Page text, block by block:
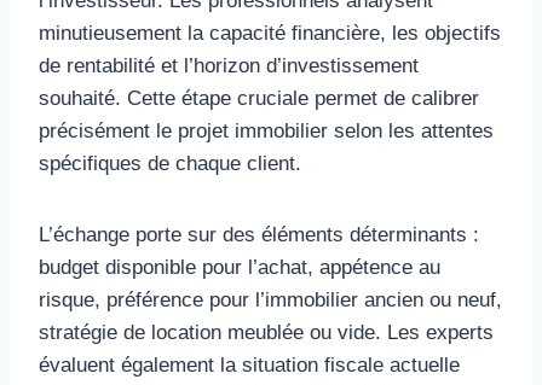
minutieusement la capacité financière, les objectifs
de rentabilité et l’horizon d’investissement
souhaité. Cette étape cruciale permet de calibrer
précisément le projet immobilier selon les attentes
spécifiques de chaque client.
L’échange porte sur des éléments déterminants :
budget disponible pour l’achat, appétence au
risque, préférence pour l’immobilier ancien ou neuf,
stratégie de location meublée ou vide. Les experts
évaluent également la situation fiscale actuelle